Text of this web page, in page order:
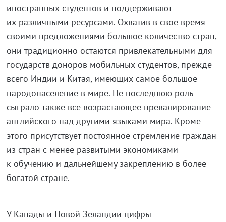
иностранных студентов и поддерживают
их различными ресурсами. Охватив в свое время
своими предложениями большое количество стран,
они традиционно остаются привлекательными для
государств-доноров мобильных студентов, прежде
всего Индии и Китая, имеющих самое большое
народонаселение в мире. Не последнюю роль
сыграло также все возрастающее превалирование
английского над другими языками мира. Кроме
этого присутствует постоянное стремление граждан
из стран с менее развитыми экономиками
к обучению и дальнейшему закреплению в более
богатой стране.
У Канады и Новой Зеландии цифры